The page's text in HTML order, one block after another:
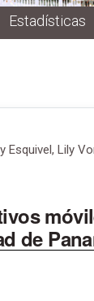
Estadísticas
Esquivel, Lily
de